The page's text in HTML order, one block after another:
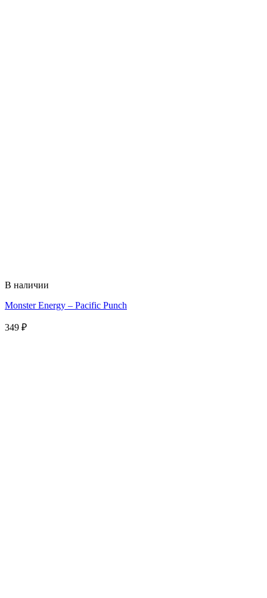
В наличии
Monster Energy – Pacific Punch
349 ₽